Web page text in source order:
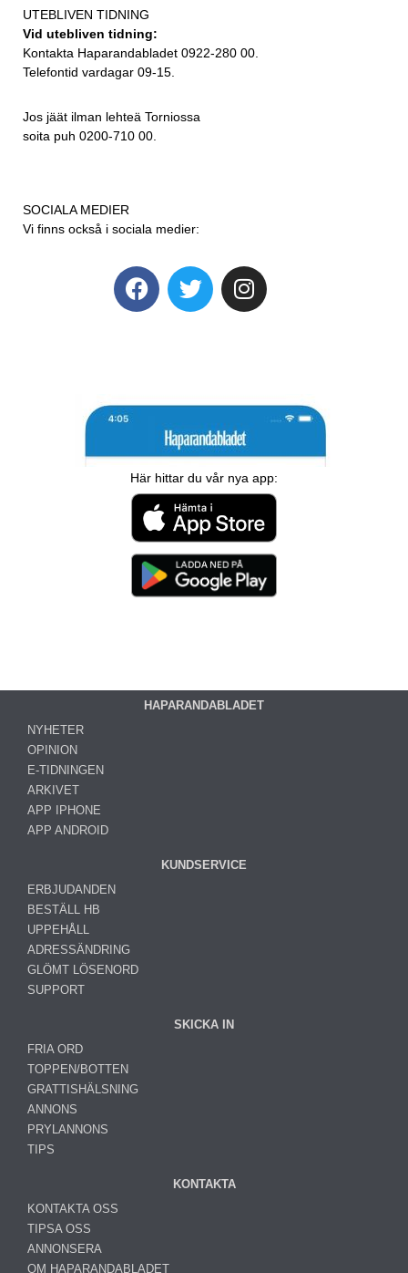
UTEBLIVEN TIDNING
Vid utebliven tidning:
Kontakta Haparandabladet 0922-280 00.
Telefontid vardagar 09-15.
Jos jäät ilman lehteä Torniossa
soita puh 0200-710 00.
SOCIALA MEDIER
Vi finns också i sociala medier:
Här hittar du vår nya app:
HAPARANDABLADET
NYHETER
OPINION
E-TIDNINGEN
ARKIVET
APP IPHONE
APP ANDROID
KUNDSERVICE
ERBJUDANDEN
BESTÄLL HB
UPPEHÅLL
ADRESSÄNDRING
GLÖMT LÖSENORD
SUPPORT
SKICKA IN
FRIA ORD
TOPPEN/BOTTEN
GRATTISHÄLSNING
ANNONS
PRYLANNONS
TIPS
KONTAKTA
KONTAKTA OSS
TIPSA OSS
ANNONSERA
OM HAPARANDABLADET